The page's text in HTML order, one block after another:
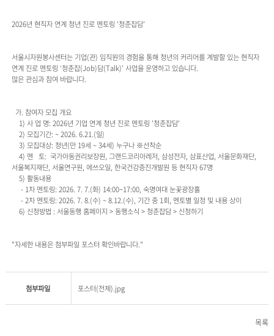
2026년 현직자 연계 청년 진로 멘토링 '청춘잡담'
서울시자원봉사센터는 기업(관) 임직원의 경험을 통해 청년의 커리어를 계발할 있는 현직자
연계 진로 멘토링 ‘청춘잡(Job)담(Talk)’ 사업을 운영하고 있습니다.
많은 관심과 참여 바랍니다.
가. 참여자 모집 개요
1) 사 업 명: 2026년 기업 연계 청년 진로 멘토링 '청춘잡담'
2) 모집기간: ~ 2026. 6.21.(일)
3) 모집대상: 청년(만 19세 ~ 34세) 누구나 ※선착순
4) 멘 토: 국가아동권리보장원, 그랜드코리아레저, 삼성전자, 삼표산업, 서울문화재단,
서울복지재단, 서울연구원, 에쓰오일, 한국건강증진개발원 등 현직자 67명
5) 활동내용
- 1차 멘토링: 2026. 7. 7.(화) 14:00~17:00, 숙명여대 눈꽃광장홀
- 2차 멘토링: 2026. 7. 8.(수) ~ 8.12.(수), 기간 중 1회, 멘토별 일정 및 내용 상이
6) 신청방법 : 서울동행 홈페이지 > 동행소식 > 청춘잡담 > 신청하기
"자세한 내용은 첨부파일 포스터 확인바랍니다."
첨부파일 포스터(전체).jpg
목록